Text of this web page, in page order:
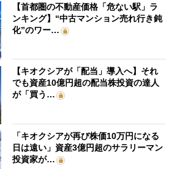
【首都圏の不動産価格「危ない駅」ラ
ンキング】“中古マンション売れ行き鈍
化”のワー…
【キオクシアが「配当」導入へ】それ
でも資産10億円超の配当株投資の達人
が「買う…
「キオクシアが再び株価10万円になる
日は遠い」資産3億円超のサラリーマン
投資家が…